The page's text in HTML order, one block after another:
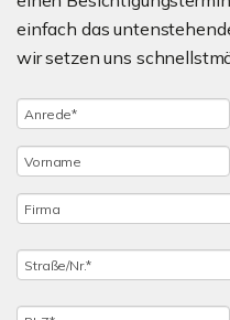
einfach das
wir setzen uns